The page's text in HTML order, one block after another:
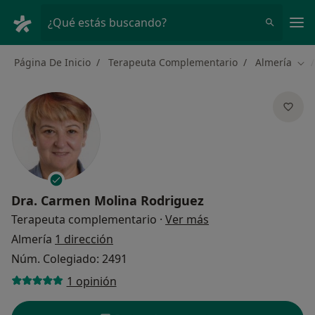
¿Qué estás buscando?
Página De Inicio Terapeuta Complementario Almería
Dra. Carmen Molina Rodriguez
Terapeuta complementario · Ver más
Almería 1 dirección
Núm. Colegiado: 2491
1 opinión